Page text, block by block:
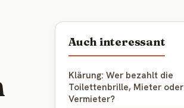
Auch interessant
Klärung: Wer bezahlt die
Toilettenbrille, Mieter oder
Vermieter?